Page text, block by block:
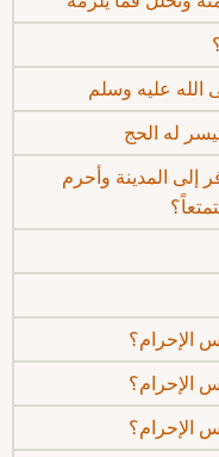
الله عليه وسلم
له الحج
المدينة وأحرم
الإحرام؟
الإحرام؟
الإحرام؟